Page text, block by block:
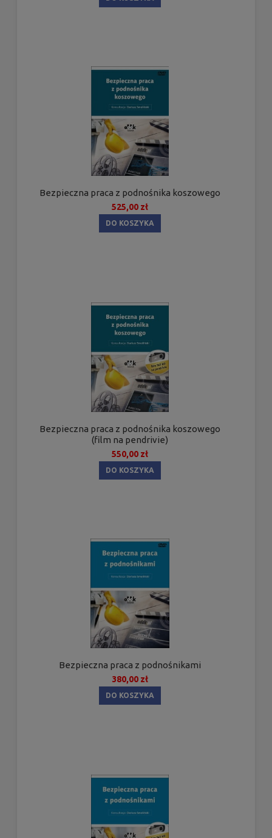
Bezpieczna praca z podnośnika koszowego
525,00 zł
DO KOSZYKA
Bezpieczna praca z podnośnika koszowego
(film na pendrivie)
550,00 zł
DO KOSZYKA
Bezpieczna praca z podnośnikami
380,00 zł
DO KOSZYKA